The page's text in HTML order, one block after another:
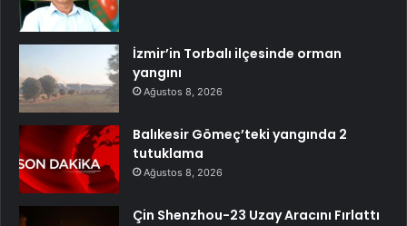
İzmir’in Torbalı ilçesinde orman
yangını
Ağustos 8, 2026
Balıkesir Gömeç’teki yangında 2
tutuklama
Ağustos 8, 2026
Çin Shenzhou-23 Uzay Aracını Fırlattı